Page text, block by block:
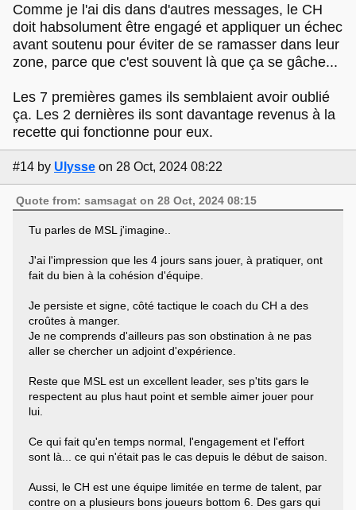
Comme je l'ai dis dans d'autres messages, le CH
doit habsolument être engagé et appliquer un échec
avant soutenu pour éviter de se ramasser dans leur
zone, parce que c'est souvent là que ça se gâche...
Les 7 premières games ils semblaient avoir oublié
ça. Les 2 dernières ils sont davantage revenus à la
recette qui fonctionne pour eux.
#14 by Ulysse on 28 Oct, 2024 08:22
Quote from: samsagat on 28 Oct, 2024 08:15
Tu parles de MSL j'imagine..
J'ai l'impression que les 4 jours sans jouer, à pratiquer, ont
fait du bien à la cohésion d'équipe.
Je persiste et signe, côté tactique le coach du CH a des
croûtes à manger.
Je ne comprends d'ailleurs pas son obstination à ne pas
aller se chercher un adjoint d'expérience.
Reste que MSL est un excellent leader, ses p'tits gars le
respectent au plus haut point et semble aimer jouer pour
lui.
Ce qui fait qu'en temps normal, l'engagement et l'effort
sont là... ce qui n'était pas le cas depuis le début de saison.
Aussi, le CH est une équipe limitée en terme de talent, par
contre on a plusieurs bons joueurs bottom 6. Des gars qui